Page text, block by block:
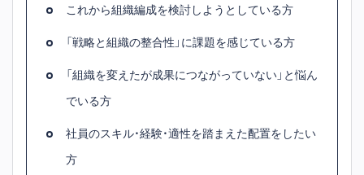
これから組織編成を検討しようとしている方
「戦略と組織の整合性」に課題を感じている方
「組織を変えたが成果につながっていない」と悩ん
でいる方
社員のスキル・経験・適性を踏まえた配置をしたい
方